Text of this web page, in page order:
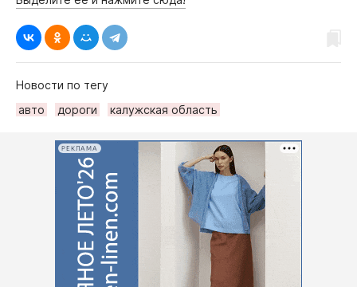
Новости по тегу
авто
дороги калужская область
РЕКЛАМА